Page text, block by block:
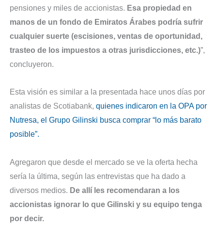
pensiones y miles de accionistas. Esa propiedad en
manos de un fondo de Emiratos Árabes podría sufrir
cualquier suerte (escisiones, ventas de oportunidad,
trasteo de los impuestos a otras jurisdicciones, etc.)”,
concluyeron.
Esta visión es similar a la presentada hace unos días por
analistas de Scotiabank, quienes indicaron en la OPA por
Nutresa, el Grupo Gilinski busca comprar “lo más barato
posible”.
Agregaron que desde el mercado se ve la oferta hecha
sería la última, según las entrevistas que ha dado a
diversos medios. De allí les recomendaran a los
accionistas ignorar lo que Gilinski y su equipo tenga
por decir.